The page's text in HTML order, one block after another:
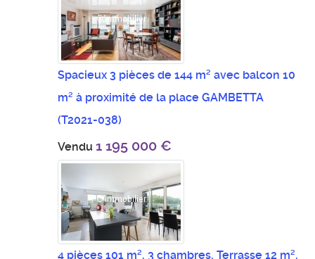
Spacieux 3 pièces de 144 m² avec balcon 10
m² à proximité de la place GAMBETTA
(T2021-038)
Vendu 1 195 000 €
4 pièces 101 m², 3 chambres, Terrasse 12 m²,